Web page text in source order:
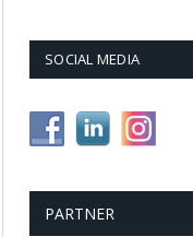
SOCIAL MEDIA
PARTNER